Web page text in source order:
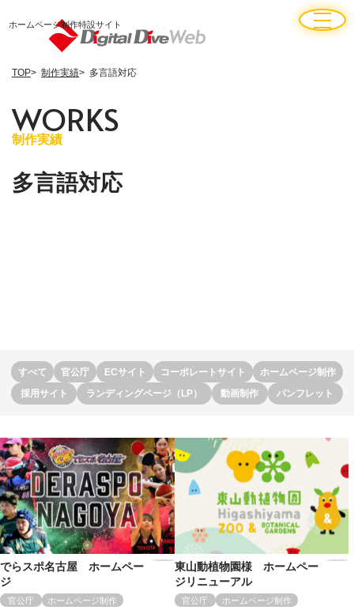
ホームページ制作特設サイト
TOP 制作実績 多言語対応
WORKS
制作実績
多言語対応
すべて 官公庁 ECサイト コーポレートサイト
ホームページ制作
採用サイト
ランディングページ（LP） 動画制作 パンフレット
でらスポ名古屋 ホームペー
ジ
官公庁 ホームページ制作
東山動植物園様 ホームペー
ジリニューアル
官公庁 ホームページ制作